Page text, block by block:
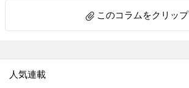
このコラムをクリップ
人気連載